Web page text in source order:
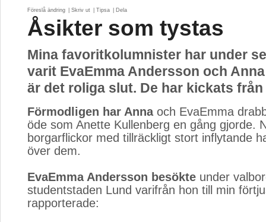
Föreslå ändring Skriv ut Tipsa Dela
Åsikter som tystas
Mina favoritkolumnister har under
varit EvaEmma Andersson och
är det roliga slut. De har kickats
Förmodligen har Annaoch EvaEmma
öde som Anette Kullenberg en gång gjorde.
borgarflickor med tillräckligt stort inflytande
över dem.
EvaEmma Andersson besökte under
studentstaden Lund varifrån hon till min
rapporterade: